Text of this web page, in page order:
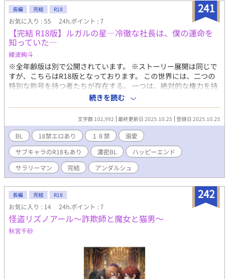
241
長編 完結 R18
お気に入り : 55 24h.ポイント : 7
【完結 R18版】ルガルの星―冷徹な社長は、僕の運命を
知っていた―
綾波絢斗
※全年齢版は別で公開されています。 ※ストーリー展開は同じで
すが、こちらはR18版となっております。 この世界には、二つの
特別な称号を持つ者たちが存在する。 一つは、絶対的な権力を持
つ王の称号――ルガル（lugal）。 もう一つは、ルガルと対をな
し、その力を補う「番」――ムル（mul）。 ルガルは生まれなが
らに選ばれし存在。 国家からエリート教育と地位を与えられ、能
力に応じて厳格なランク分けが行われる。 最上位のルガルは、政
治さえも動かす絶対者だ。 一方で、ムルは生まれた瞬間にはその
正体がわからない。 遺伝子検査や学力テストを経て候補が絞られ
るが、 最終的に「真のムル」かどうかを見極められるのは――ル
ガルだけ。 ムルが覚醒したとき、同じ場所に「紋章」が現れ、そ
の瞬間から、ルガルとムルの力は共鳴し始める。 ムルの能力はル
を求め、時には他人のムル候補を奪い合う。 そして、すべての出
生データと遺伝情報を管理するのは、 巨大企業イルジオン――国
家をも超える存在。 その頂点に立つ社長、一条レイ。 冷徹なルガ
ルの頂点に君臨する彼が「自分のムル」と出会った。
続きを読む
文字数 102,992 最終更新日 2025.10.25 登録日 2025.10.25
BL 18禁エロあり １８禁
溺愛
サブキャラのR18もあり
濃密BL
ハッピーエンド
サラリーマン
完結 アンダルシュ
242
長編 完結 R18
お気に入り : 14 24h.ポイント : 7
怪盗リズノアール〜詐欺師と魔女と猫男〜
秋宮千砂